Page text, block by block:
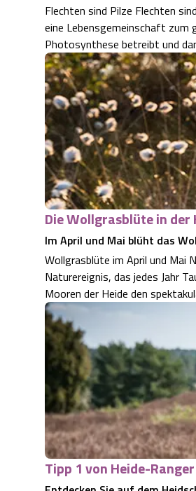
Flechten sind Pilze Flechten
eine Lebensgemeinschaft zum
Photosynthese betreibt und
Die Wollgrasblüte in der
Im April und Mai blüht das
Wollgrasblüte im April und Mai
Naturereignis, das jedes Jahr
Mooren der Heide den
Tipp 1 von Heide-